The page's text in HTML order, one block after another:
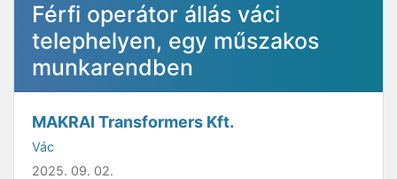
Férfi operátor állás váci
telephelyen, egy műszakos
munkarendben
MAKRAI Transformers Kft.
Vác
2025. 09. 02.